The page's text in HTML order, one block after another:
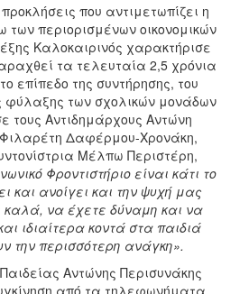
που αντιμετωπίζει η
των περιορισμένων οικονομικών
Καλοκαιρινός χαρακτήρισε
τα τελευταία 2,5 χρόνια
επίπεδο της συντήρησης, του
φύλαξης των σχολικών μονάδων
τους Αντιδημάρχους Αντώνη
Δαφέρμου-Χρονάκη,
Μέλπω Περιστέρη,
Φροντιστήριο είναι κάτι το
και ανοίγει και την ψυχή μας
καλά, να έχετε δύναμη και να
ιδιαίτερα κοντά στα παιδιά
την περισσότερη ανάγκη».
Αντώνης Περισυνάκης
από τα τηλεφωνήματα